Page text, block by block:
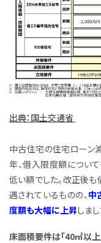
出典：国土交通省
中古住宅の住宅ローン
年、借入限度額につい
低い額でした。改正後
遇されているものの、 中
度額も大幅に上昇しまし
床面積要件は「40㎡以上